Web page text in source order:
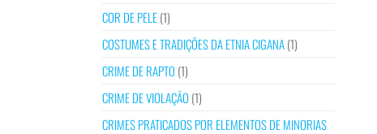
COR DE PELE(1)
COSTUMES E TRADIÇÕES DA ETNIA CIGANA(1)
CRIME DE RAPTO (1)
CRIME DE VIOLAÇÃO (1)
CRIMES PRATICADOS POR ELEMENTOS DE MINORIAS